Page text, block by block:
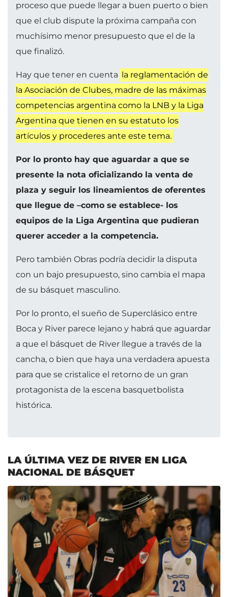
proceso que puede llegar a buen puerto o bien
que el club dispute la próxima campaña con
muchísimo menor presupuesto que el de la
que finalizó.
Hay que tener en cuenta
la reglamentación de
la Asociación de Clubes, madre de las máximas
competencias argentina como la LNB y la Liga
Argentina que tienen en su estatuto los
artículos y procederes ante este tema.
Por lo pronto hay que aguardar a que se
presente la nota oficializando la venta de
plaza y seguir los lineamientos de oferentes
que llegue de –como se establece- los
equipos de la Liga Argentina que pudieran
querer acceder a la competencia.
Pero también Obras podría decidir la disputa
con un bajo presupuesto, sino cambia el mapa
de su básquet masculino.
Por lo pronto, el sueño de Superclásico entre
Boca y River parece lejano y habrá que aguardar
a que el básquet de River llegue a través de la
cancha, o bien que haya una verdadera apuesta
para que se cristalice el retorno de un gran
protagonista de la escena basquetbolista
histórica.
LA ÚLTIMA VEZ DE RIVER EN LIGA
NACIONAL DE BÁSQUET